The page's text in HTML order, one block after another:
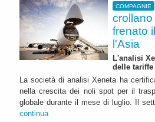
COMPAGNIE
crollano
frenato
l'Asia
L'analisi
delle
La società di analisi Xeneta ha
nella crescita dei noli spot per il
globale durante il mese di luglio. Il
continua